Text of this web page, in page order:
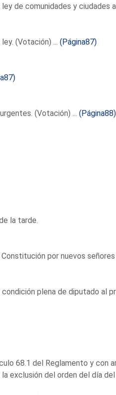
de comunidades y ciudades
(Votación) ... (Página87)
(Votación) ... (Página88)
la tarde.
por nuevos señores
plena de diputado al
68.1 del Reglamento y con
exclusión del orden del día